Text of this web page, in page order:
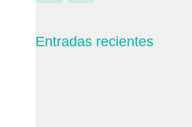
Entradas recientes